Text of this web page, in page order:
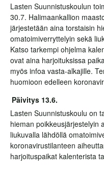
Lasten Suunnistuskoulun
30.7. Halimaankallion
järjestetään aina torstaisin
omatoimiverryttelyin sekä
Katso tarkempi ohjelma
ovat aina harjoituksissa
myös infoa vasta-alkajille.
huomioon edelleen
Päivitys 13.6.
Lasten Suunnistuskoulu on
hieman poikkeusjärjestelyin
liukuvalla lähdöllä
koronavirustilanteen
harjoituspaikat kalenterista